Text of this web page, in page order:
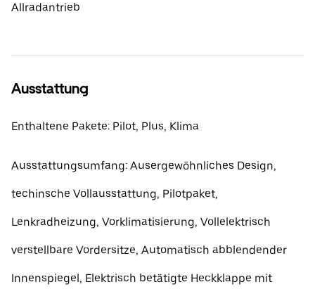
Allradantrieb
Ausstattung
Enthaltene Pakete: Pilot, Plus, Klima
Ausstattungsumfang: Ausergewöhnliches Design,
techinsche Vollausstattung, Pilotpaket,
Lenkradheizung, Vorklimatisierung, Vollelektrisch
verstellbare Vordersitze, Automatisch abblendender
Innenspiegel, Elektrisch betätigte Heckklappe mit